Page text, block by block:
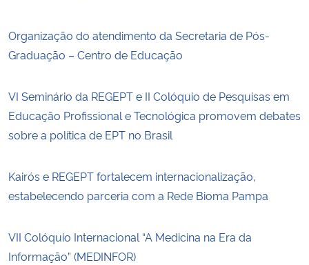
Organização do atendimento da Secretaria de Pós-
Graduação – Centro de Educação
VI Seminário da REGEPT e II Colóquio de Pesquisas em
Educação Profissional e Tecnológica promovem debates
sobre a política de EPT no Brasil
Kairós e REGEPT fortalecem internacionalização,
estabelecendo parceria com a Rede Bioma Pampa
VII Colóquio Internacional “A Medicina na Era da
Informação” (MEDINFOR)